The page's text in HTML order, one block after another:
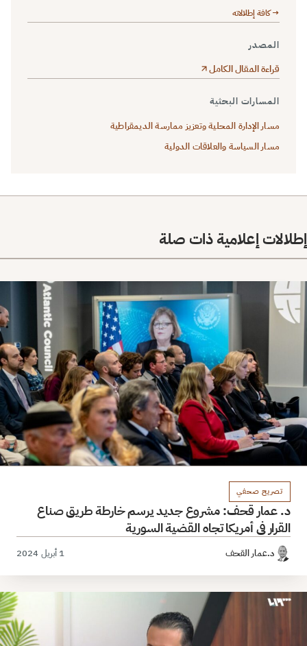
→ كافة إطلالاته
المصدر
قراءة المقال الكامل
المسارات البحثية
مسار الإدارة المحلية وتعزيز ممارسة الديمقراطية
مسار السياسة والعلاقات الدولية
إطلالات إعلامية ذات صلة
تصريح صحفي
د. عمار قحف: مشروع جديد يرسم خارطة طريق صناع
القرار في أمريكا تجاه القضية السورية
د.عمار القحف 1 أبريل 2024